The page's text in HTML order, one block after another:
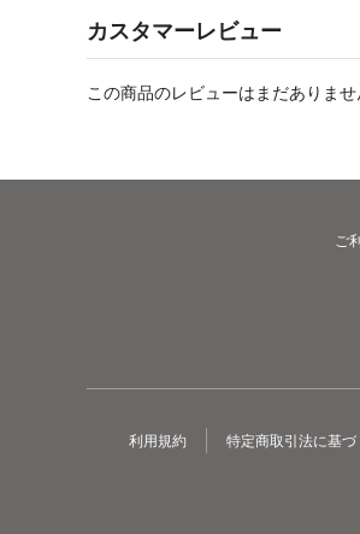
カスタマーレビュー
この商品のレビューはまだありませ
ご
利用規約 特定商取引法に基づ